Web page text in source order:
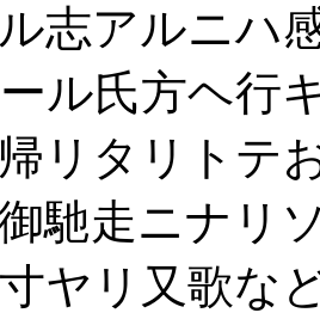
志アルニハ
ル氏方ヘ行
リタリトテ
馳走ニナリ
寸ヤリ又歌